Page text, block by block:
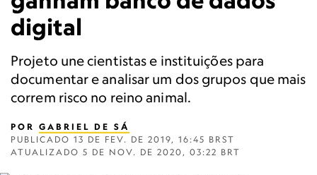
digital
Projeto une cientistas e instituições para
documentar e analisar um dos grupos que mais
correm risco no reino animal.
POR GABRIEL DE SÁ
PUBLICADO 13 DE FEV. DE 2019, 16:45 BRST
ATUALIZADO 5 DE NOV. DE 2020, 03:22 BRT